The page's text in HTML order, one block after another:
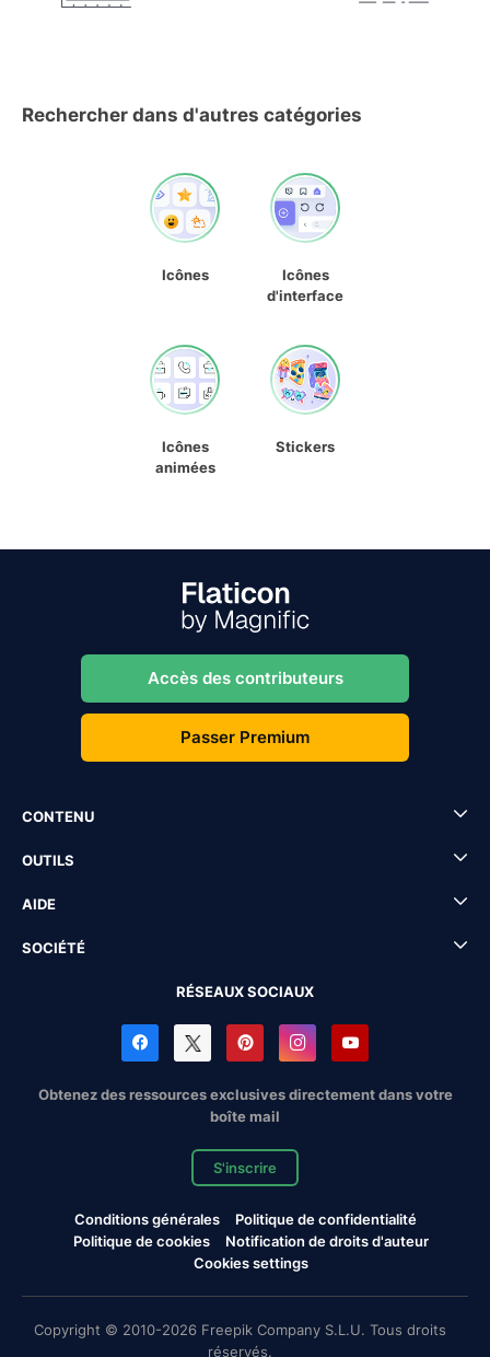
Rechercher dans d'autres catégories
Icônes
Icônes
d'interface
Icônes
animées
Stickers
Accès des contributeurs
Passer Premium
CONTENU
OUTILS
AIDE
SOCIÉTÉ
RÉSEAUX SOCIAUX
Obtenez des ressources exclusives directement dans votre
boîte mail
S'inscrire
Conditions générales
Politique de confidentialité
Politique de cookies
Notification de droits d'auteur
Cookies settings
Copyright © 2010-2026 Freepik Company S.L.U. Tous droits
réservés.